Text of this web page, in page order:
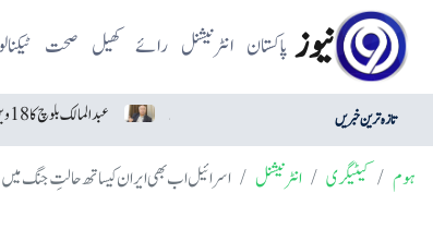
نیوز پاکستان انٹرنیشنل رائے کھیل صحت
تازہ ترین خبریں عبدالمالک بلوچ کا 18ویں ترمیم کے تحفظ پر زور
ہوم کیٹیگری انٹرنیشنل اسرائیل اب بھی ایران کیساتھ حالتِ جنگ میں